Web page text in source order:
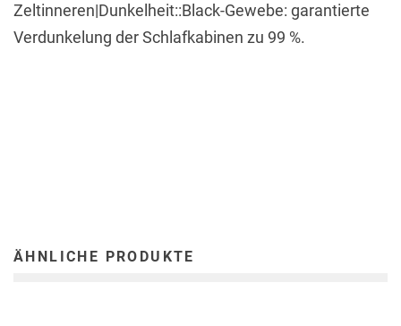
Zeltinneren|Dunkelheit::Black-Gewebe: garantierte
Verdunkelung der Schlafkabinen zu 99 %.
ÄHNLICHE PRODUKTE